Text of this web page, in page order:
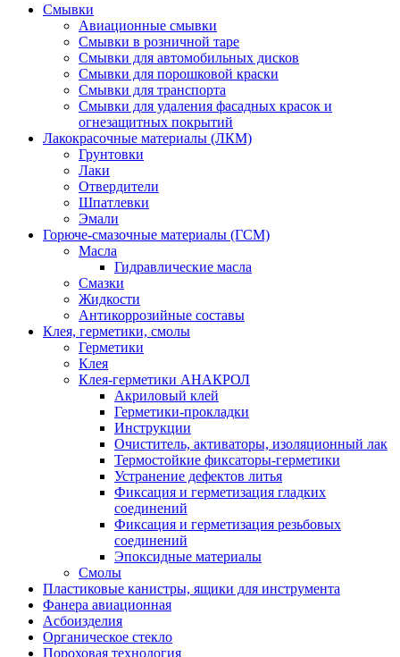
Смывки
Авиационные смывки
Смывки в розничной таре
Смывки для автомобильных дисков
Смывки для порошковой краски
Смывки для транспорта
Смывки для удаления фасадных красок и
огнезащитных покрытий
Лакокрасочные материалы (ЛКМ)
Грунтовки
Лаки
Отвердители
Шпатлевки
Эмали
Горюче-смазочные материалы (ГСМ)
Масла
Гидравлические масла
Смазки
Жидкости
Антикоррозийные составы
Клея, герметики, смолы
Герметики
Клея
Клея-герметики АНАКРОЛ
Акриловый клей
Герметики-прокладки
Инструкции
Очиститель, активаторы, изоляционный лак
Термостойкие фиксаторы-герметики
Устранение дефектов литья
Фиксация и герметизация гладких
соединений
Фиксация и герметизация резьбовых
соединений
Эпоксидные материалы
Смолы
Пластиковые канистры, ящики для инструмента
Фанера авиационная
Асбоизделия
Органическое стекло
Пороховая технология